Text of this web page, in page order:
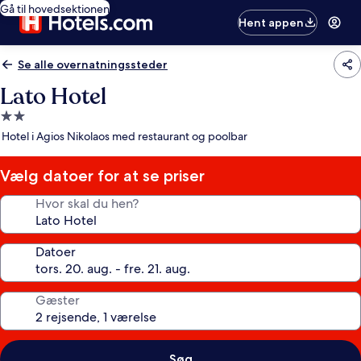
Gå til hovedsektionen
Hent appen
Se alle overnatningssteder
Lato Hotel
2.0-
stjernet
Hotel i Agios Nikolaos med restaurant og poolbar
Vælg datoer for at se priser
Hvor skal du hen?
Datoer
Gæster